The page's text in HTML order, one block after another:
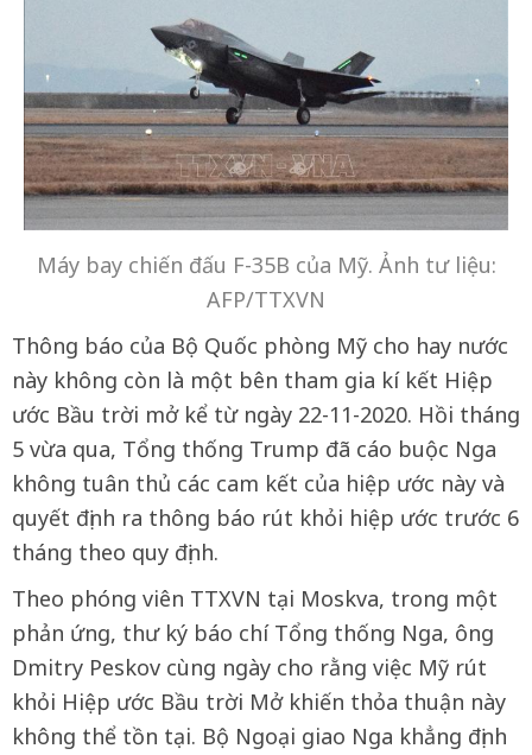
Máy bay chiến đấu F-35B của Mỹ. Ảnh tư liệu:
AFP/TTXVN
Thông báo của Bộ Quốc phòng Mỹ cho hay nước
này không còn là một bên tham gia kí kết Hiệp
ước Bầu trời mở kể từ ngày 22-11-2020. Hồi tháng
5 vừa qua, Tổng thống Trump đã cáo buộc Nga
không tuân thủ các cam kết của hiệp ước này và
quyết định ra thông báo rút khỏi hiệp ước trước 6
tháng theo quy định.
Theo phóng viên TTXVN tại Moskva, trong một
phản ứng, thư ký báo chí Tổng thống Nga, ông
Dmitry Peskov cùng ngày cho rằng việc Mỹ rút
khỏi Hiệp ước Bầu trời Mở khiến thỏa thuận này
không thể tồn tại. Bộ Ngoại giao Nga khẳng định